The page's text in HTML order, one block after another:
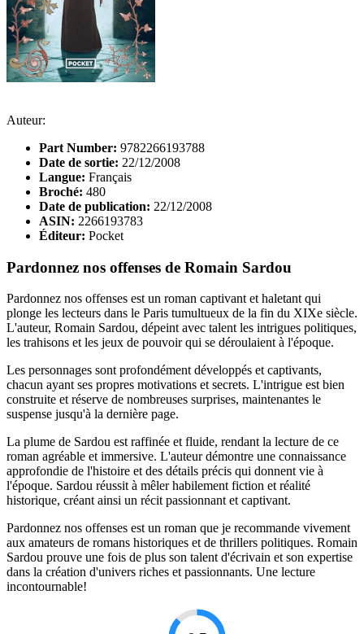
Auteur:
Part Number: 9782266193788
Date de sortie: 22/12/2008
Langue: Français
Broché: 480
Date de publication: 22/12/2008
ASIN: 2266193783
Éditeur: Pocket
Pardonnez nos offenses de Romain Sardou
Pardonnez nos offenses est un roman captivant et haletant qui
plonge les lecteurs dans le Paris tumultueux de la fin du XIXe siècle.
L'auteur, Romain Sardou, dépeint avec talent les intrigues politiques,
les trahisons et les jeux de pouvoir qui se déroulaient à l'époque.
Les personnages sont profondément développés et captivants,
chacun ayant ses propres motivations et secrets. L'intrigue est bien
construite et réserve de nombreuses surprises, maintenantes le
suspense jusqu'à la dernière page.
La plume de Sardou est raffinée et fluide, rendant la lecture de ce
roman agréable et immersive. L'auteur démontre une connaissance
approfondie de l'histoire et des détails précis qui donnent vie à
l'époque. Sardou réussit à mêler habilement fiction et réalité
historique, créant ainsi un récit passionnant et captivant.
Pardonnez nos offenses est un roman que je recommande vivement
aux amateurs de romans historiques et de thrillers politiques. Romain
Sardou prouve une fois de plus son talent d'écrivain et son expertise
dans la création d'univers riches et passionnants. Une lecture
incontournable!